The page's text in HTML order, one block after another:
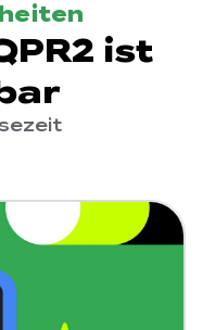
ist